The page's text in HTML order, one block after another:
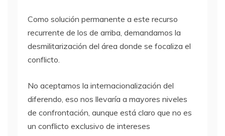
Como solución permanente a este recurso
recurrente de los de arriba, demandamos la
desmilitarización del área donde se focaliza el
conflicto.
No aceptamos la internacionalización del
diferendo, eso nos llevaría a mayores niveles
de confrontación, aunque está claro que no es
un conflicto exclusivo de intereses